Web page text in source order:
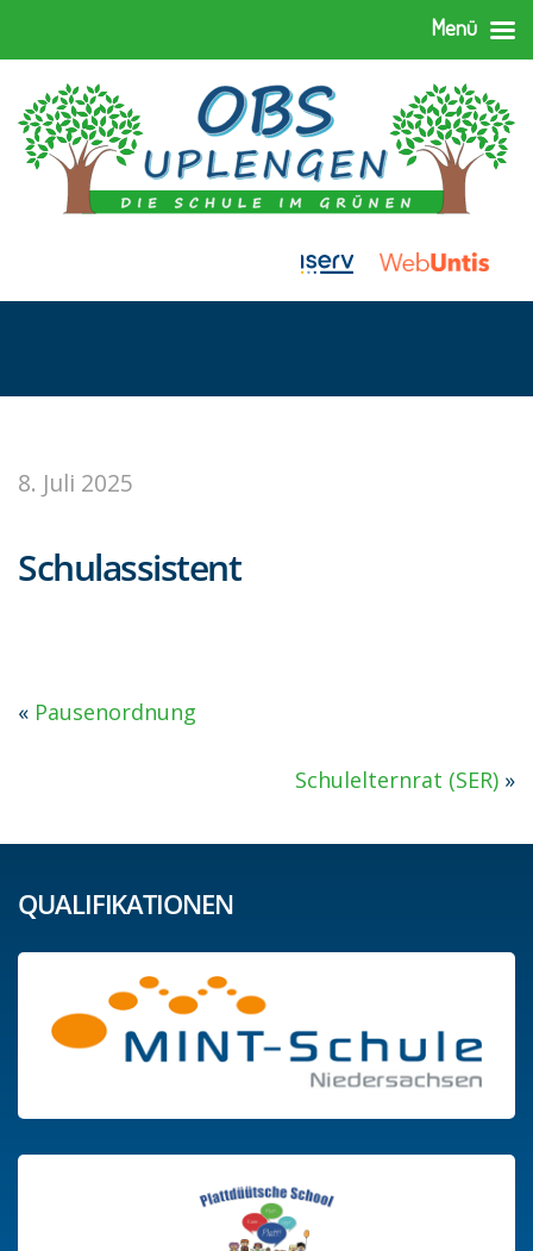
8. Juli 2025
Schulassistent
« Pausenordnung
Schulelternrat (SER) »
QUALIFIKATIONEN
Menü